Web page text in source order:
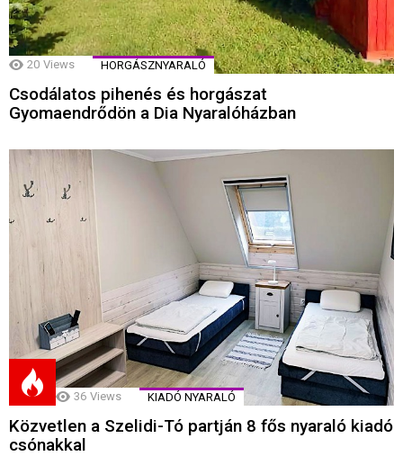
20 Views HORGÁSZNYARALÓ
Csodálatos pihenés és horgászat
Gyomaendrődön a Dia Nyaralóházban
36 Views KIADÓ NYARALÓ
Közvetlen a Szelidi-Tó partján 8 fős nyaraló kiadó
csónakkal